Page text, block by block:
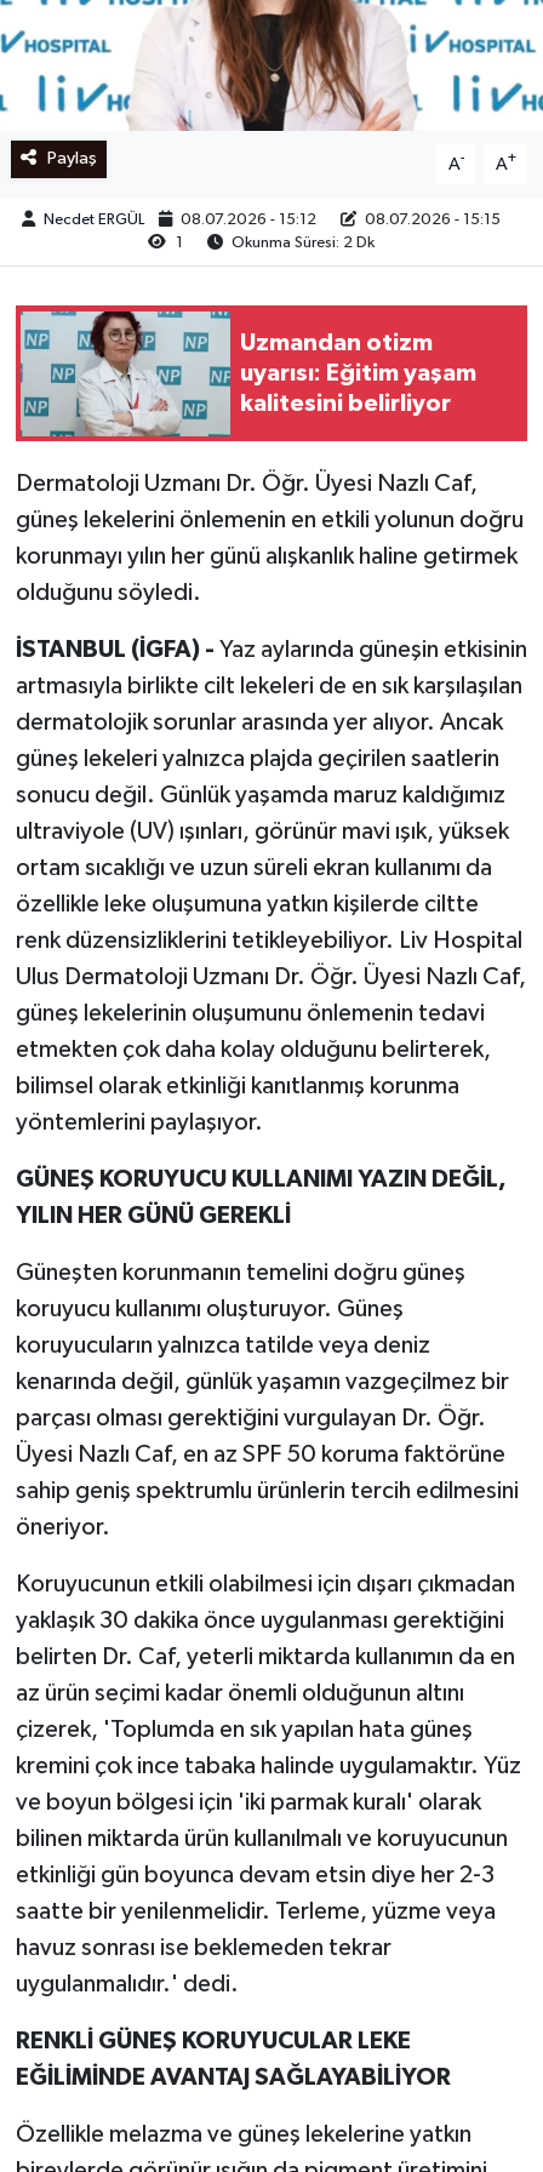
Paylaş A- A+
Necdet ERGÜL 08.07.2026 - 15:12
08.07.2026 - 15:15
1
Okunma Süresi: 2 Dk
Uzmandan otizm
uyarısı: Eğitim yaşam
kalitesini belirliyor
Dermatoloji Uzmanı Dr. Öğr. Üyesi Nazlı Caf,
güneş lekelerini önlemenin en etkili yolunun doğru
korunmayı yılın her günü alışkanlık haline getirmek
olduğunu söyledi.
İSTANBUL (İGFA) - Yaz aylarında güneşin etkisinin
artmasıyla birlikte cilt lekeleri de en sık karşılaşılan
dermatolojik sorunlar arasında yer alıyor. Ancak
güneş lekeleri yalnızca plajda geçirilen saatlerin
sonucu değil. Günlük yaşamda maruz kaldığımız
ultraviyole (UV) ışınları, görünür mavi ışık, yüksek
ortam sıcaklığı ve uzun süreli ekran kullanımı da
özellikle leke oluşumuna yatkın kişilerde ciltte
renk düzensizliklerini tetikleyebiliyor. Liv Hospital
Ulus Dermatoloji Uzmanı Dr. Öğr. Üyesi Nazlı Caf,
güneş lekelerinin oluşumunu önlemenin tedavi
etmekten çok daha kolay olduğunu belirterek,
bilimsel olarak etkinliği kanıtlanmış korunma
yöntemlerini paylaşıyor.
GÜNEŞ KORUYUCU KULLANIMI YAZIN DEĞİL,
YILIN HER GÜNÜ GEREKLİ
Güneşten korunmanın temelini doğru güneş
koruyucu kullanımı oluşturuyor. Güneş
koruyucuların yalnızca tatilde veya deniz
kenarında değil, günlük yaşamın vazgeçilmez bir
parçası olması gerektiğini vurgulayan Dr. Öğr.
Üyesi Nazlı Caf, en az SPF 50 koruma faktörüne
sahip geniş spektrumlu ürünlerin tercih edilmesini
öneriyor.
Koruyucunun etkili olabilmesi için dışarı çıkmadan
yaklaşık 30 dakika önce uygulanması gerektiğini
belirten Dr. Caf, yeterli miktarda kullanımın da en
az ürün seçimi kadar önemli olduğunun altını
çizerek, 'Toplumda en sık yapılan hata güneş
kremini çok ince tabaka halinde uygulamaktır. Yüz
ve boyun bölgesi için 'iki parmak kuralı' olarak
bilinen miktarda ürün kullanılmalı ve koruyucunun
etkinliği gün boyunca devam etsin diye her 2-3
saatte bir yenilenmelidir. Terleme, yüzme veya
havuz sonrası ise beklemeden tekrar
uygulanmalıdır.' dedi.
RENKLİ GÜNEŞ KORUYUCULAR LEKE
EĞİLİMİNDE AVANTAJ SAĞLAYABİLİYOR
Özellikle melazma ve güneş lekelerine yatkın
Ege
İzmir
İletişim
Künye